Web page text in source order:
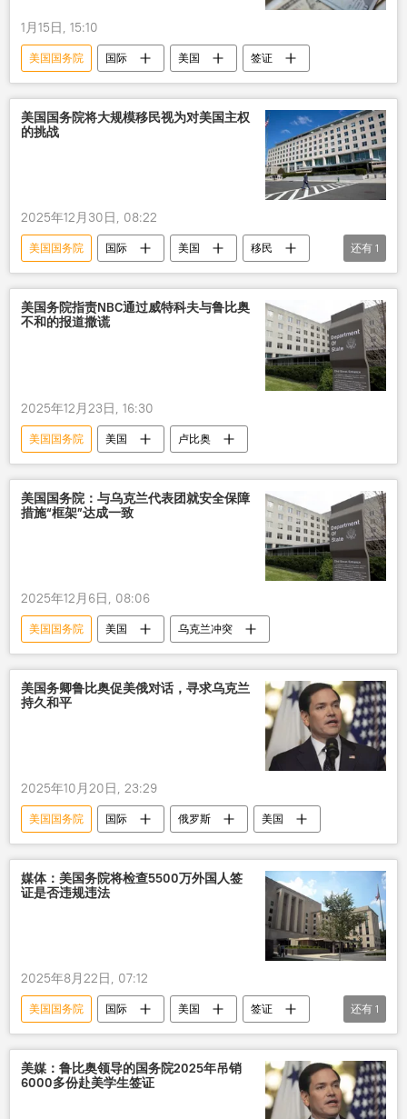
1月15日, 15:10
美国国务院 国际 美国 签证
美国国务院将大规模移民视为对美国主权
的挑战
2025年12月30日, 08:22
美国国务院 国际 美国
移民
主权
还有 1
美国务院指责NBC通过威特科夫与鲁比奥
不和的报道撒谎
2025年12月23日, 16:30
美国国务院 美国 卢比奥
美国国务院：与乌克兰代表团就安全保障
措施“框架”达成一致
2025年12月6日, 08:06
美国国务院 美国 乌克兰冲突
美国务卿鲁比奥促美俄对话，寻求乌克兰
持久和平
2025年10月20日, 23:29
美国国务院 国际 俄罗斯 美国
媒体：美国务院将检查5500万外国人签
证是否违规违法
2025年8月22日, 07:12
美国国务院 国际 美国
签证
移民
还有 1
美媒：鲁比奥领导的国务院2025年吊销
6000多份赴美学生签证